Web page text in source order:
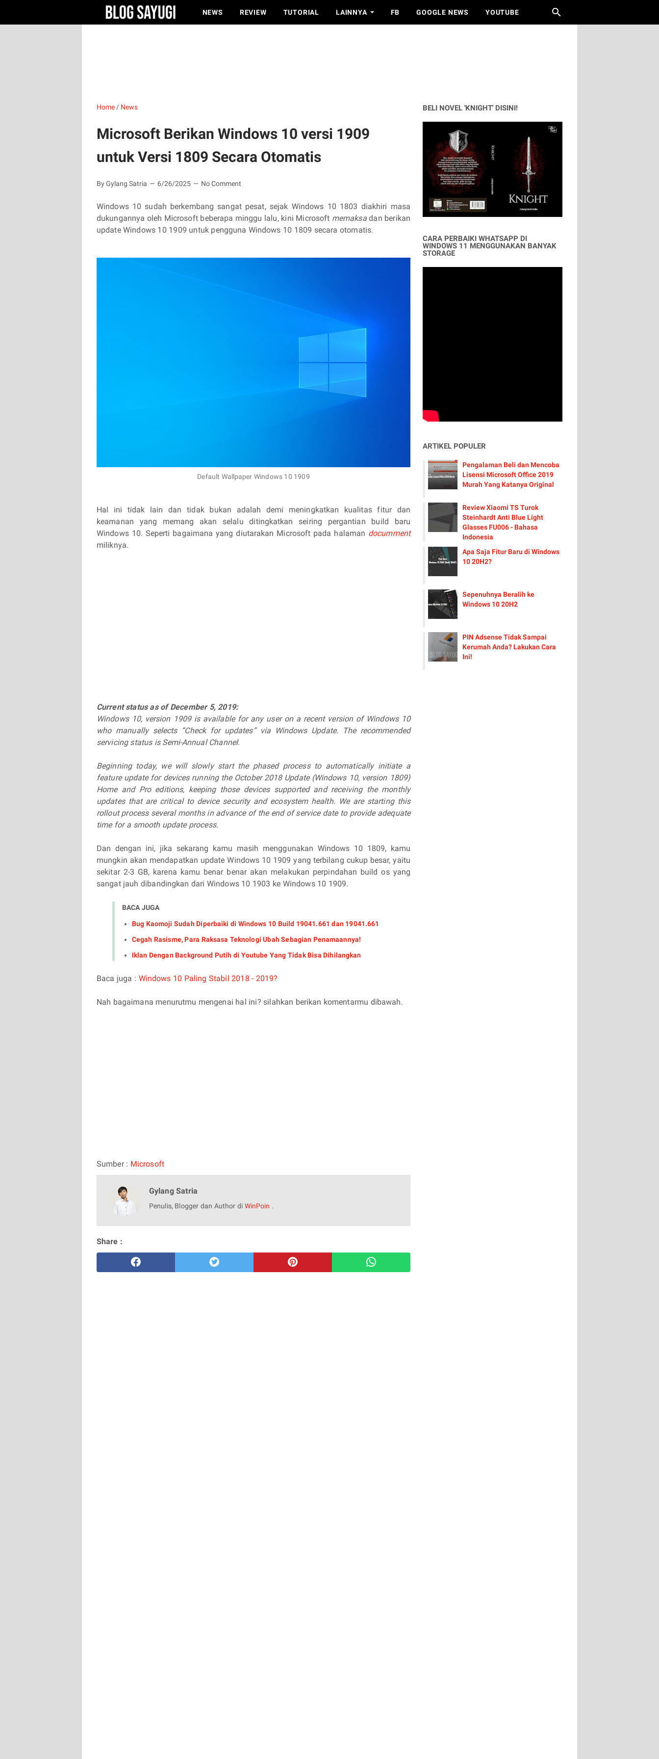
NEWS REVIEW TUTORIAL LAINNYA FB GOOGLE NEWS YOUTUBE
Home / News
Microsoft Berikan Windows 10 versi 1909
untuk Versi 1809 Secara Otomatis
By Gylang Satria 6/26/2025 No Comment
Windows 10 sudah berkembang sangat pesat, sejak Windows 10 1803 diakhiri masa
dukungannya oleh Microsoft beberapa minggu lalu, kini Microsoft memaksadan berikan
update Windows 10 1909 untuk pengguna Windows 10 1809 secara otomatis.
Default Wallpaper Windows 10 1909
Hal ini tidak lain dan tidak bukan adalah demi meningkatkan kualitas fitur dan
keamanan yang memang akan selalu ditingkatkan seiring pergantian build baru
Windows 10. Seperti bagaimana yang diutarakan Microsoft pada halaman documment
miliknya.
Current status as of December 5, 2019:
Windows 10, version 1909 is available for any user on a recent version of Windows 10
who manually selects “Check for updates” via Windows Update. The recommended
servicing status is Semi-Annual Channel.
Beginning today, we will slowly start the phased process to automatically initiate a
feature update for devices running the October 2018 Update (Windows 10, version 1809)
Home and Pro editions, keeping those devices supported and receiving the monthly
updates that are critical to device security and ecosystem health. We are starting this
rollout process several months in advance of the end of service date to provide adequate
time for a smooth update process.
Dan dengan ini, jika sekarang kamu masih menggunakan Windows 10 1809, kamu
mungkin akan mendapatkan update Windows 10 1909 yang terbilang cukup besar, yaitu
sekitar 2-3 GB, karena kamu benar benar akan melakukan perpindahan build os yang
sangat jauh dibandingkan dari Windows 10 1903 ke Windows 10 1909.
BACA JUGA
Bug Kaomoji Sudah Diperbaiki di Windows 10 Build 19041.661 dan 19041.661
Cegah Rasisme, Para Raksasa Teknologi Ubah Sebagian Penamaannya!
Iklan Dengan Background Putih di Youtube Yang Tidak Bisa Dihilangkan
Baca juga : Windows 10 Paling Stabil 2018 - 2019?
Nah bagaimana menurutmu mengenai hal ini? silahkan berikan komentarmu dibawah.
Sumber : Microsoft
Gylang Satria
Penulis, Blogger dan Author di WinPoin .
Share :
BELI NOVEL 'KNIGHT' DISINI!
CARA PERBAIKI WHATSAPP DI
WINDOWS 11 MENGGUNAKAN BANYAK
STORAGE
ARTIKEL POPULER
Pengalaman Beli dan Mencoba
Lisensi Microsoft Office 2019
Murah Yang Katanya Original
Review Xiaomi TS Turok
Steinhardt Anti Blue Light
Glasses FU006 - Bahasa
Indonesia
Apa Saja Fitur Baru di Windows
10 20H2?
Sepenuhnya Beralih ke
Windows 10 20H2
PIN Adsense Tidak Sampai
Kerumah Anda? Lakukan Cara
Ini!